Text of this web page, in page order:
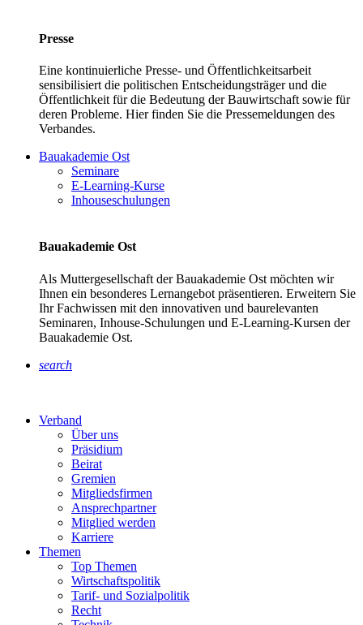
Presse
Eine kontinuierliche Presse- und Öffentlichkeitsarbeit
sensibilisiert die politischen Entscheidungsträger und die
Öffentlichkeit für die Bedeutung der Bauwirtschaft sowie für
deren Probleme. Hier finden Sie die Pressemeldungen des
Verbandes.
Bauakademie Ost
Seminare
E-Learning-Kurse
Inhouseschulungen
Bauakademie Ost
Als Muttergesellschaft der Bauakademie Ost möchten wir
Ihnen ein besonderes Lernangebot präsentieren. Erweitern Sie
Ihr Fachwissen mit den innovativen und baurelevanten
Seminaren, Inhouse-Schulungen und E-Learning-Kursen der
Bauakademie Ost.
search
Verband
Über uns
Präsidium
Beirat
Gremien
Mitgliedsfirmen
Ansprechpartner
Mitglied werden
Karriere
Themen
Top Themen
Wirtschaftspolitik
Tarif- und Sozialpolitik
Recht